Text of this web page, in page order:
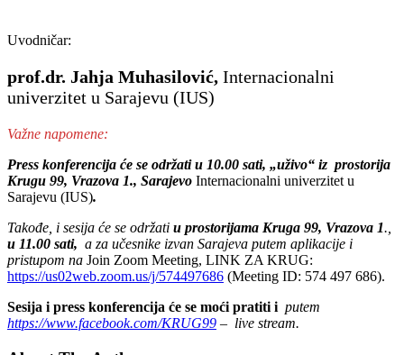
Uvodničar:
prof.dr. Jahja Muhasilović, Internacionalni
univerzitet u Sarajevu (IUS)
Važne napomene:
Press konferencija će se održati u 10.00 sati, „uživo“ iz prostorija
Krugu 99, Vrazova 1., Sarajevo Internacionalni univerzitet u
Sarajevu (IUS).
Takođe, i sesija će se održati u prostorijama Kruga 99, Vrazova 1.,
u 11.00 sati, a za učesnike izvan Sarajeva putem aplikacije i
pristupom na Join Zoom Meeting, LINK ZA KRUG:
https://us02web.zoom.us/j/574497686 (Meeting ID: 574 497 686).
Sesija i press konferencija će se moći pratiti i putem
https://www.facebook.com/KRUG99 – live stream.